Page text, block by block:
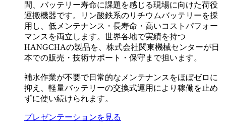
間、バッテリー寿命に課題を感じる現場に向けた荷役
運搬機器です。リン酸鉄系のリチウムバッテリーを採
用し、低メンテナンス・長寿命・高いコストパフォー
マンスを両立します。世界各地で実績を持つ
HANGCHAの製品を、株式会社関東機械センターが日
本での販売・技術サポート・保守まで担います。
補水作業が不要で日常的なメンテナンスをほぼゼロに
抑え、軽量バッテリーの交換式運用により稼働を止め
ずに使い続けられます。
プレゼンテーションを見る